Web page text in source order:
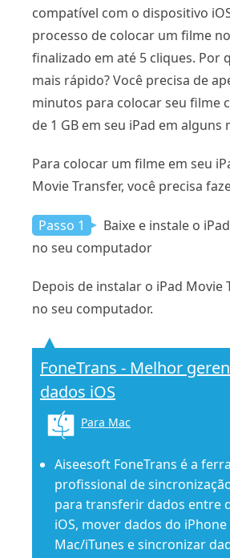
compatível com o dispositivo
processo de colocar um filme
finalizado em até 5 cliques. Por
mais rápido? Você precisa de
minutos para colocar seu filme
de 1 GB em seu iPad em alguns
Para colocar um filme em seu
Movie Transfer, você precisa
Passo 1
Baixe e instale o
no seu computador
Depois de instalar o iPad Movie
no seu computador.
FoneTrans - Melhor
dados iOS
Para Mac
Aiseesoft FoneTrans é a
profissional de
para transferir dados entre
iOS, mover dados do
Mac/iTunes e sincronizar